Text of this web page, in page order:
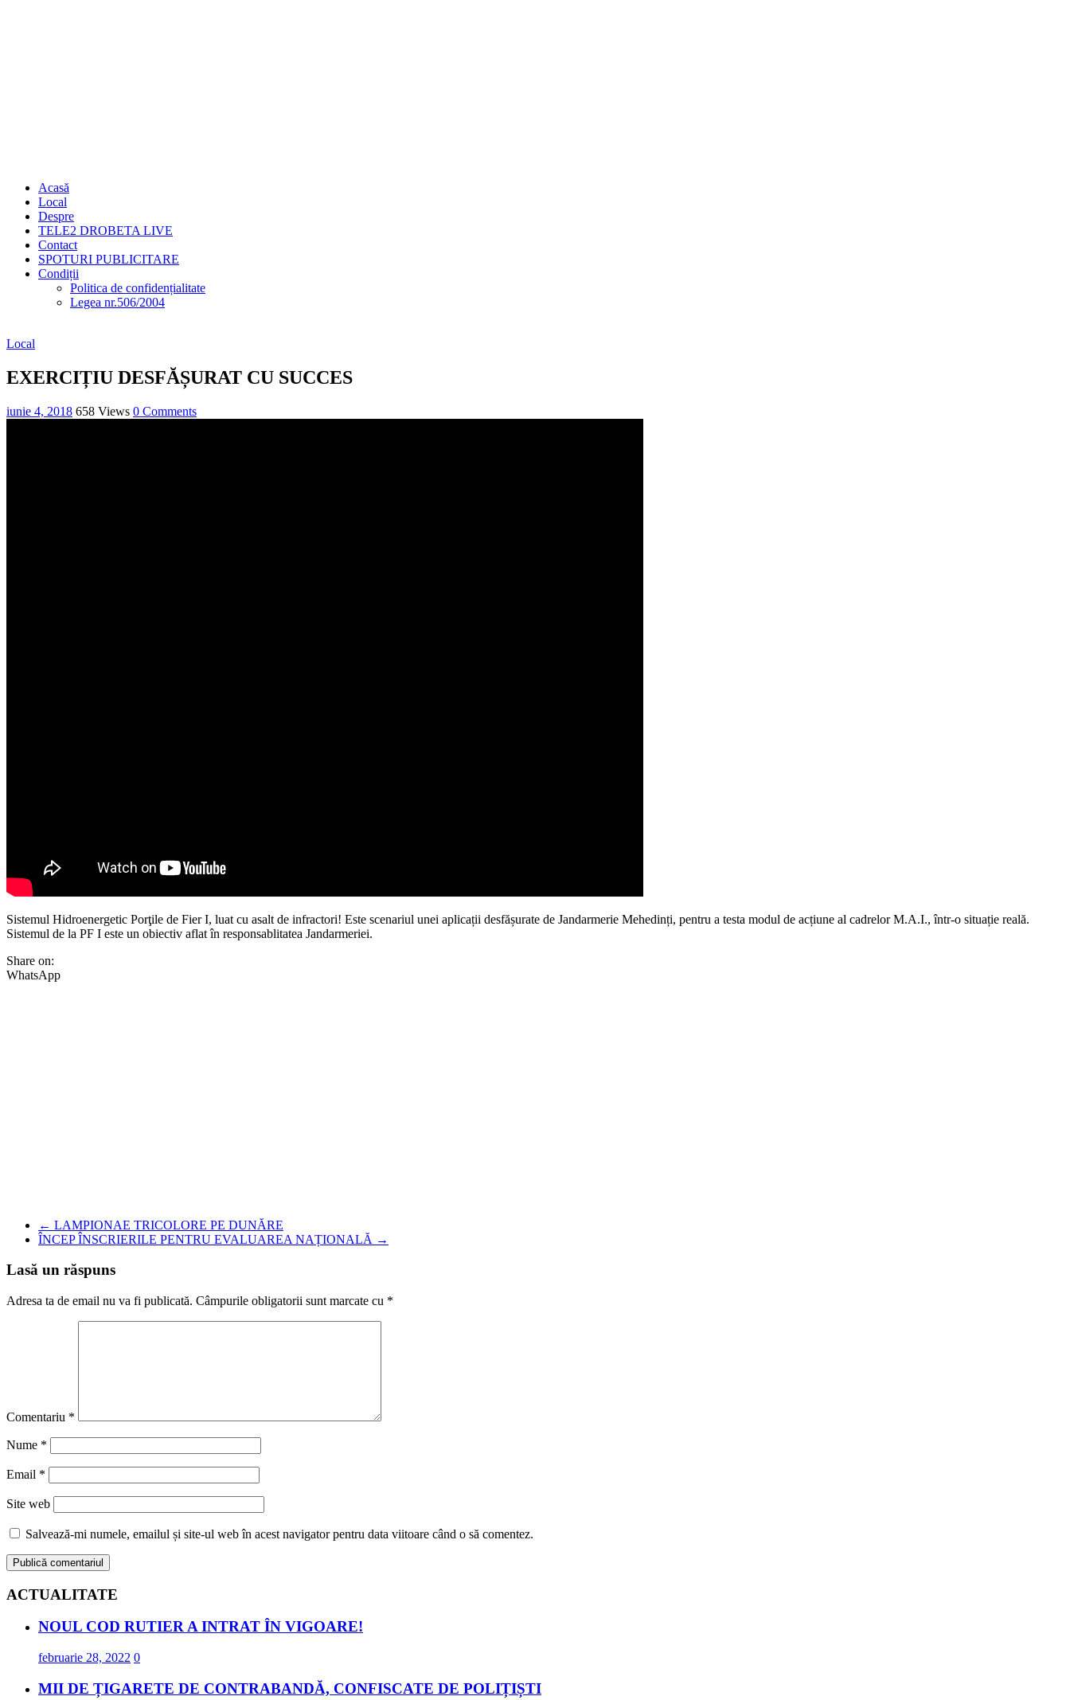
Acasă
Local
Despre
TELE2 DROBETA LIVE
Contact
SPOTURI PUBLICITARE
Condiții
Politica de confidențialitate
Legea nr.506/2004
Local
EXERCIȚIU DESFĂȘURAT CU SUCCES
iunie 4, 2018 658 Views 0 Comments
Sistemul Hidroenergetic Porţile de Fier I, luat cu asalt de infractori! Este scenariul unei aplicații desfășurate de Jandarmerie Mehedinți, pentru a testa modul de acțiune al cadrelor M.A.I., într-o situație reală.
Sistemul de la PF I este un obiectiv aflat în responsablitatea Jandarmeriei.
Share on:
WhatsApp
← LAMPIONAE TRICOLORE PE DUNĂRE
ÎNCEP ÎNSCRIERILE PENTRU EVALUAREA NAȚIONALĂ →
Lasă un răspuns
Adresa ta de email nu va fi publicată. Câmpurile obligatorii sunt marcate cu *
Comentariu *
Nume *
Email *
Site web
Salvează-mi numele, emailul și site-ul web în acest navigator pentru data viitoare când o să comentez.
ACTUALITATE
NOUL COD RUTIER A INTRAT ÎN VIGOARE!
februarie 28, 2022 0
MII DE ȚIGARETE DE CONTRABANDĂ, CONFISCATE DE POLIȚIȘTI